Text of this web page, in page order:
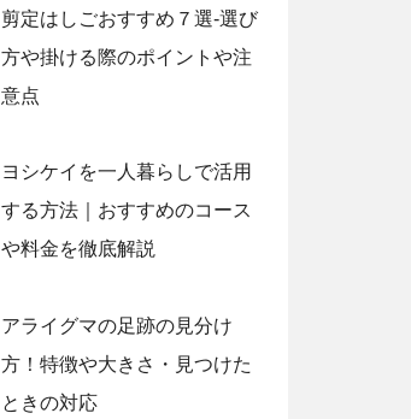
剪定はしごおすすめ７選‐選び
方や掛ける際のポイントや注
意点
ヨシケイを一人暮らしで活用
する方法｜おすすめのコース
や料金を徹底解説
アライグマの足跡の見分け
方！特徴や大きさ・見つけた
ときの対応